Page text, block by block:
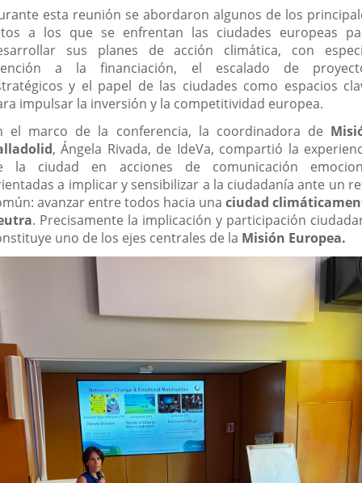
esta reunión se abordaron algunos de los
a los que se enfrentan las ciudades europeas
sus planes de acción climática, con
a la financiación, el escalado de
y el papel de las ciudades como espacios
impulsar la inversión y la competitividad europea.
el marco de la conferencia, la coordinadora de
, Ángela Rivada, de IdeVa, compartió la
la ciudad en acciones de comunicación
a implicar y sensibilizar a la ciudadanía ante un
avanzar entre todos hacia una ciudad
. Precisamente la implicación y participación
uno de los ejes centrales de la Misión Europea.